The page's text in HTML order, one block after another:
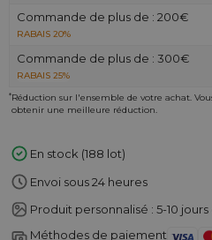
Commande de plus de : 200€
RABAIS 20%
Commande de plus de : 300€
RABAIS 25%
*Réduction sur l'ensemble de votre achat.
obtenir une meilleure réduction.
En stock (188 lot)
Envoi sous 24 heures
Produit personnalisé : 5-10
Méthodes de paiement